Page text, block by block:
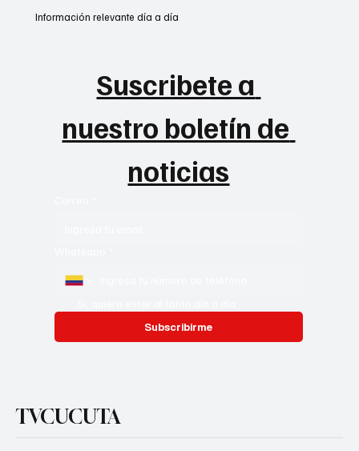
Suscribete a
nuestro boletín de
noticias
Subscribirme
Información relevante día a día
TVCUCUTA